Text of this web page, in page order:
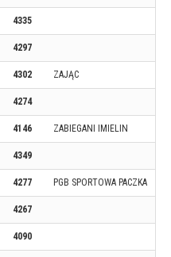
4335
4297
4302 ZAJĄC
4274
4146 ZABIEGANI IMIELIN
4349
4277 PGB SPORTOWA PACZKA
4267
4090